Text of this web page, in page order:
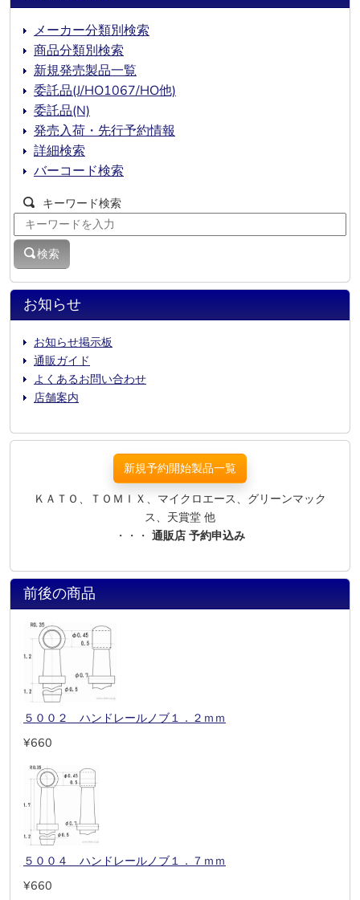
お知らせ
お知らせ掲示板
通販ガイド
よくあるお問い合わせ
店舗案内
メーカー分類別検索
商品分類別検索
新規発売製品一覧
委託品(J/HO1067/HO他)
委託品(N)
発売入荷・先行予約情報
詳細検索
バーコード検索
キーワード検索
検索
新規予約開始製品一覧
ＫＡＴＯ、ＴＯＭＩＸ、マイクロエース、グリーンマック
ス、天賞堂 他
・・・ 通販店 予約申込み
前後の商品
５００２ ハンドレールノブ１．２ｍｍ
¥660
５００４ ハンドレールノブ１．７ｍｍ
¥660